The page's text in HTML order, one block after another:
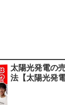
太陽光発電の
法【太陽光発